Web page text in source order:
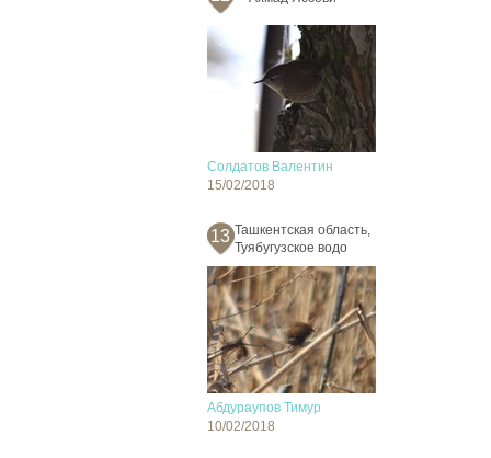
Солдатов Валентин
15/02/2018
13 Ташкентская область,
Туябугузское водо
Абдураупов Тимур
10/02/2018